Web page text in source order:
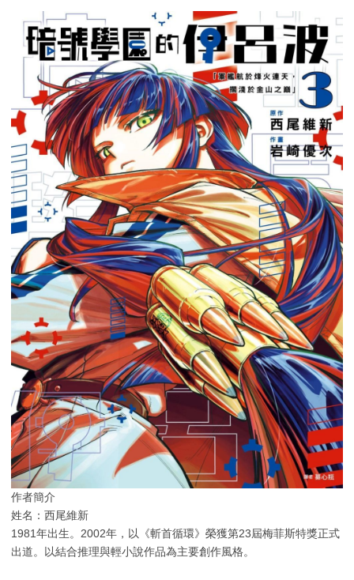
作者簡介
姓名：西尾維新
1981年出生。2002年，以《斬首循環》榮獲第23屆梅菲斯特獎正式
出道。以結合推理與輕小說作品為主要創作風格。